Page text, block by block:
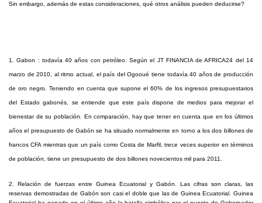
Sin embargo, además de estas consideraciones, qué otros análisis pueden deducirse?
1. Gabon : todavía 40 años con petróleo. Según el JT FINANCIA de AFRICA24 del 14
marzo de 2010, al ritmo actual, el país del Ogooué tiene todavía 40 años de producción
de oro negro. Teniendo en cuenta que supone el 60% de los ingresos presupuestarios
del Estado gabonés, se entiende que este país dispone de medios para mejorar el
bienestar de su población. En comparación, hay que tener en cuenta que en los últimos
años el presupuesto de Gabón se ha situado normalmente en torno a los dos billones de
francos CFA mientras que un país como Costa de Marfil, trece veces superior en términos
de población, tiene un presupuesto de dos billones novecientos mil para 2011.
2. Relación de fuerzas entre Guinea Ecuatorial y Gabón. Las cifras son claras, las
reservas demostradas de Gabón son casi el doble que las de Guinea Ecuatorial. Guinea